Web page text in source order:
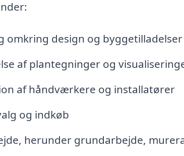
omkring design og byggetilladelser
af plantegninger og
af håndværkere og installatører
og indkøb
herunder grundarbejde,